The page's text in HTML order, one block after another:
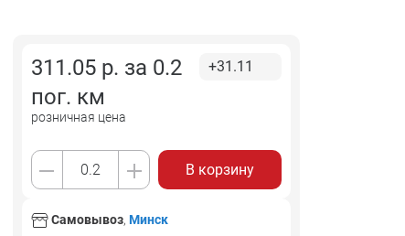
311.05 р. за 0.2
пог. км
розничная цена
+31.11
В корзину
Самовывоз, Минск